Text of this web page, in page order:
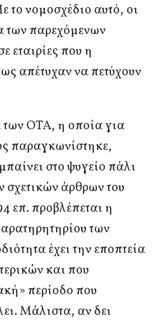
το νομοσχέδιο αυτό, οι
των παρεχόμενων
εταιρίες που η
απέτυχαν να πετύχουν
ΟΤΑ, η οποία για
παραγκωνίστηκε,
στο ψυγείο πάλι
σχετικών άρθρων του
επ. προβλέπεται η
των
έχει την εποπτεία
και που
περίοδο που
Μάλιστα, αν δει